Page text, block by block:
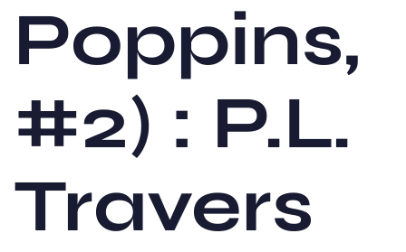
Poppins,
#2) : P.L.
Travers